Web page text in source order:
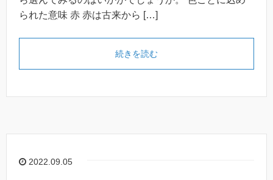
られた意味 赤 赤は古来から […]
続きを読む
2022.09.05